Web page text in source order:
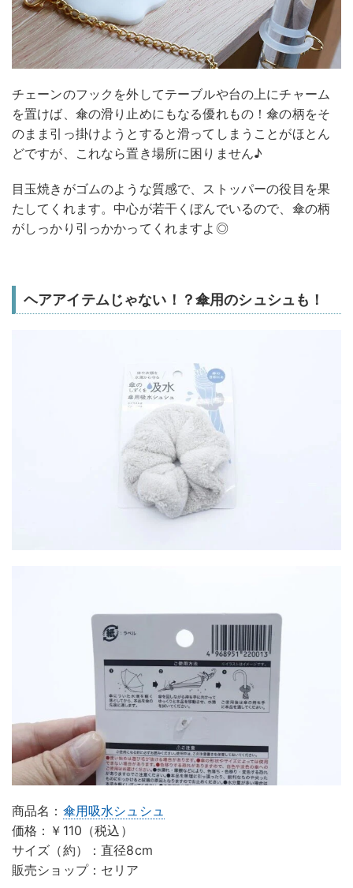
チェーンのフックを外してテーブルや台の上にチャーム
を置けば、傘の滑り止めにもなる優れもの！傘の柄をそ
のまま引っ掛けようとすると滑ってしまうことがほとん
どですが、これなら置き場所に困りません♪
目玉焼きがゴムのような質感で、ストッパーの役目を果
たしてくれます。中心が若干くぼんでいるので、傘の柄
がしっかり引っかかってくれますよ◎
ヘアアイテムじゃない！？傘用のシュシュも！
商品名： 傘用吸水シュシュ
価格：￥110（税込）
サイズ（約）：直径8cm
販売ショップ：セリア